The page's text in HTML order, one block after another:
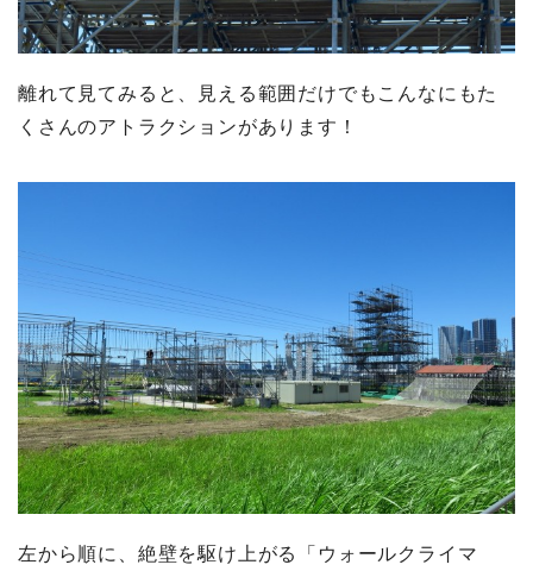
離れて見てみると、見える範囲だけでもこんなにもた
くさんのアトラクションがあります！
左から順に、絶壁を駆け上がる「ウォールクライマ